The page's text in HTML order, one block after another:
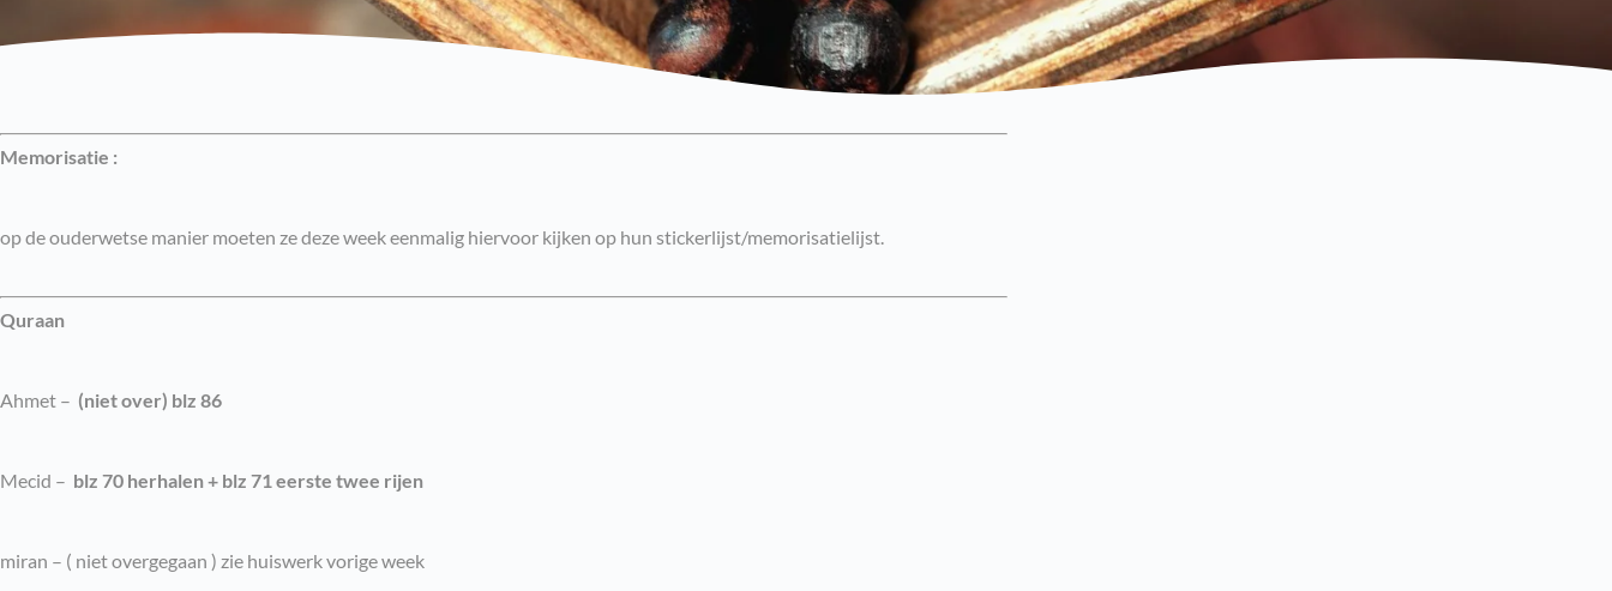
Memorisatie :
op de ouderwetse manier moeten ze deze week eenmalig hiervoor kijken op hun stickerlijst/memorisatielijst.
Quraan
Ahmet – (niet over) blz 86
Mecid – blz 70 herhalen + blz 71 eerste twee rijen
miran – ( niet overgegaan ) zie huiswerk vorige week